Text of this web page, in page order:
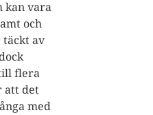
kan vara
och
täckt av
flera
att det
med